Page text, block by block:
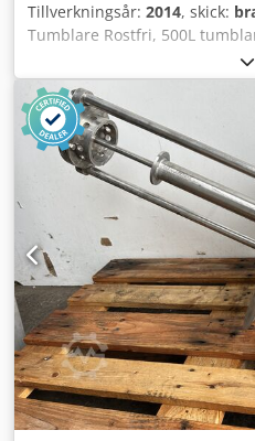
Tillverkningsår: 2014, skick:
Tumblare Rostfri, 500L
säkerhetsskydd, med
Dcedpfjwtqwaox Anzok